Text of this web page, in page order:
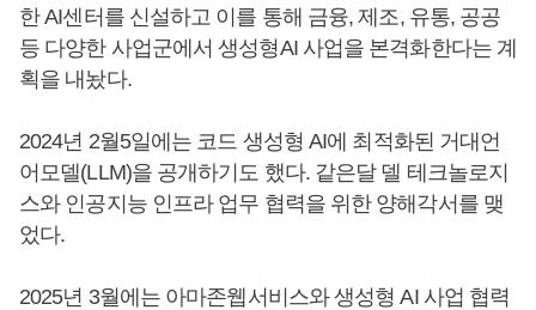
한 AI센터를 신설하고 이를 통해 금융, 제조, 유통, 공공
등 다양한 사업군에서 생성형AI 사업을 본격화한다는 계
획을 내놨다.
2024년 2월5일에는 코드 생성형 AI에 최적화된 거대언
어모델(LLM)을 공개하기도 했다. 같은달 델 테크놀로지
스와 인공지능 인프라 업무 협력을 위한 양해각서를 맺
었다.
2025년 3월에는 아마존웹서비스와 생성형 AI 사업 협력